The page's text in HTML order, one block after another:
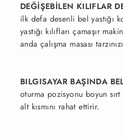
DEĞİŞEBİLEN KILIFLAR
ilk defa desenli bel yastığı
yastığı kılıfları çamaşır
anda çalışma masası
BILGISAYAR BAŞINDA
oturma pozisyonu boyun
alt kısmını rahat ettirir.